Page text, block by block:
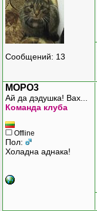
Сообщений: 13
MOPO3
Ай да дэдушка! Вах...
Команда клуба
Offline
Пол:
Холадна аднака!